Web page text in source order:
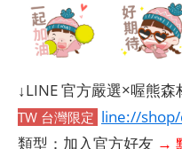
↓LINE 官方嚴選×喔熊森
TW 台灣限定 line://
類型：加入官方好友 →